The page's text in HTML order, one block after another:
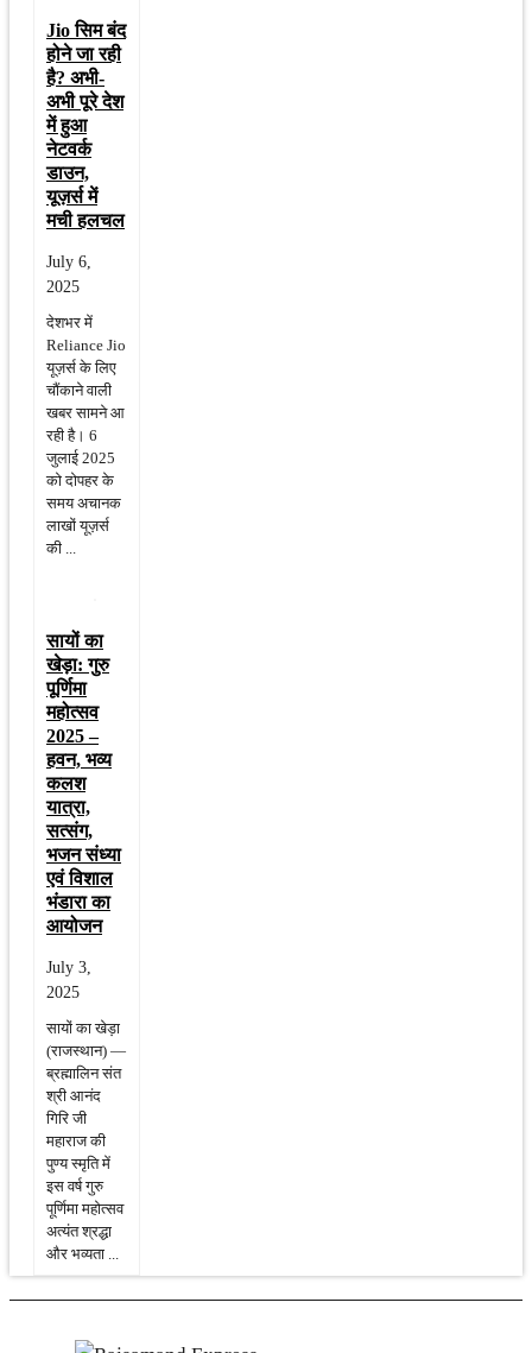
Jio सिम बंद
होने जा रही
है? अभी-
अभी पूरे देश
में हुआ
नेटवर्क
डाउन,
यूज़र्स में
मची हलचल
July 6,
2025
देशभर में
Reliance Jio
यूज़र्स के लिए
चौंकाने वाली
खबर सामने आ
रही है। 6
जुलाई 2025
को दोपहर के
समय अचानक
लाखों यूज़र्स
की ...
सायों का
खेड़ा: गुरु
पूर्णिमा
महोत्सव
2025 –
हवन, भव्य
कलश
यात्रा,
सत्संग,
भजन संध्या
एवं विशाल
भंडारा का
आयोजन
July 3,
2025
सायों का खेड़ा
(राजस्थान) —
ब्रह्मालिन संत
श्री आनंद
गिरि जी
महाराज की
पुण्य स्मृति में
इस वर्ष गुरु
पूर्णिमा महोत्सव
अत्यंत श्रद्धा
और भव्यता ...